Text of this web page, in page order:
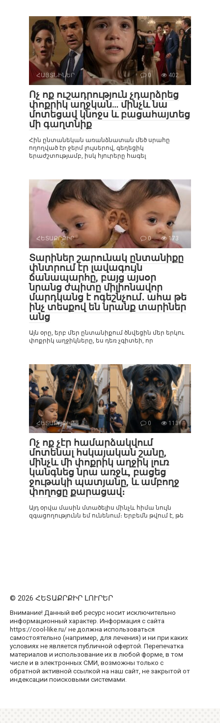
ՀԱՅՏՆԻՆԵՐ 0 402
Ոչ ոք ուշադրություն չդարձրեց
փոքրիկ աղջկան… մինչև նա
մոտեցավ կնոջս և բացահայտեց
մի գաղտնիք
Հին ընտանեկան առանձնատան մեծ սրահը
ողողված էր ջերմ լույսերով, գեղեցիկ
երաժշտությամբ, իսկ հյուրերը հագել
ՀԵՏԱՔՐՔԻՐ 0 173
Տարիներ շարունակ ընտանիքը
փնտրում էր լավագույն
ճանապարհը, բայց այսօր
նրանց ժպիտը միլիոնավոր
մարդկանց է ոգեշնչում․ ահա թե
ինչ տեսքով են նրանք տարիներ
անց
Այն օրը, երբ մեր ընտանիքում ծնվեցին մեր երկու
փոքրիկ աղջիկները, ես դեռ չգիտեի, որ
ՀԵՏԱՔՐՔԻՐ 0 113
Ոչ ոք չէր համարձակվում
մոտենալ հսկայական շանը,
մինչև մի փոքրիկ աղջիկ լուռ
կանգնեց նրա առջև, բացեց
ջութակի պատյանը, և ամբողջ
փողոցը քարացավ։
Այդ օրվա մասին մտածելիս մինչև հիմա նույն
զգացողությունն եմ ունենում։ Երբեմն թվում է, թե
© 2026 ՀԵՏԱՔՐՔԻՐ ԼՈՒՐԵՐ
Внимание! Данный веб ресурс носит исключительно
информационный характер. Информация с сайта
https://cool-like.ru/ не должна использоваться
самостоятельно (например, для лечения) и ни при каких
условиях не является публичной офертой. Перепечатка
материалов и использование их в любой форме, в том
числе и в электронных СМИ, возможны только с
обратной активной ссылкой на наш сайт, не закрытой от
индексации поисковыми системами.